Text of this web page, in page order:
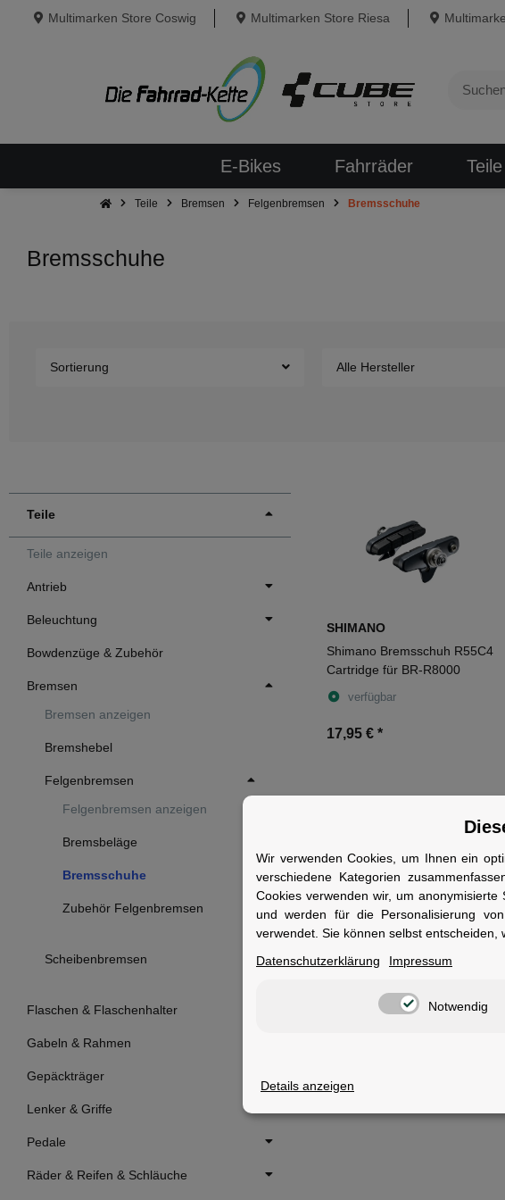
Multimarken Store Coswig Multimarken Store Riesa
E-Bikes Fahrräder Teile
Teile Bremsen Felgenbremsen Bremsschuhe
Bremsschuhe
Sortierung Alle Hersteller
Teile
Teile anzeigen
Antrieb
Beleuchtung
Bowdenzüge & Zubehör
Bremsen
Bremsen anzeigen
Bremshebel
Felgenbremsen
Felgenbremsen anzeigen
Bremsbeläge
Bremsschuhe
Zubehör Felgenbremsen
Scheibenbremsen
Flaschen & Flaschenhalter
Gabeln & Rahmen
Gepäckträger
Lenker & Griffe
Pedale
Räder & Reifen & Schläuche
SHIMANO
Shimano Bremsschuh R55C4
Cartridge für BR-R8000
verfügbar
17,95 € *
SHIMANO
Shimano S70T Bremsschuhe
V-Brake
Wir verwenden Cookies, um Ihnen ein
verschiedene Kategorien
Cookies verwenden wir, um
und werden für die Personalisierung
verwendet. Sie können selbst entscheiden,
Datenschutzerklärung
Impressum
Notwendig
Details anzeigen